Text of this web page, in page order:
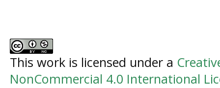
This work is licensed under a
NonCommercial 4.0 International